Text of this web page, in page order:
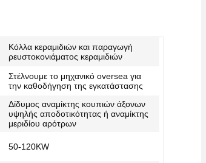
Κόλλα κεραμιδιών και παραγωγή
ρευστοκονιάματος κεραμιδιών
Στέλνουμε το μηχανικό oversea για
την καθοδήγηση της εγκατάστασης
Δίδυμος αναμίκτης κουπιών άξονων
υψηλής αποδοτικότητας ή αναμίκτης
μεριδίου αρότρων
50-120KW